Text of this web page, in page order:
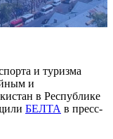
и туризма
и
в Республике
БЕЛТА в пресс-